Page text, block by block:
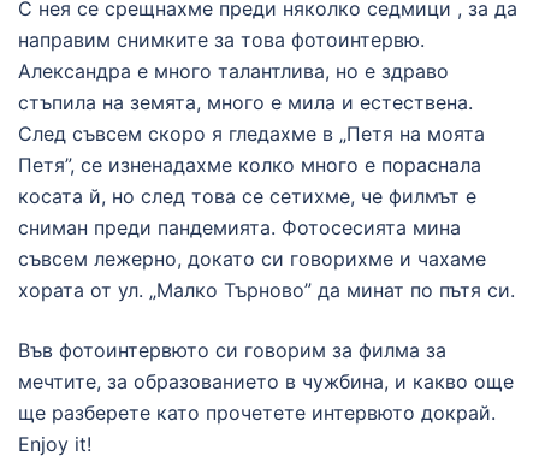
С нея се срещнахме преди няколко седмици , за да
направим снимките за това фотоинтервю.
Александра е много талантлива, но е здраво
стъпила на земята, много е мила и естествена.
След съвсем скоро я гледахме в „Петя на моята
Петя”, се изненадахме колко много е пораснала
косата й, но след това се сетихме, че филмът е
сниман преди пандемията. Фотосесията мина
съвсем лежерно, докато си говорихме и чахаме
хората от ул. „Малко Търново” да минат по пътя си.
Във фотоинтервюто си говорим за филма за
мечтите, за образованието в чужбина, и какво още
ще разберете като прочетете интервюто докрай.
Enjoy it!